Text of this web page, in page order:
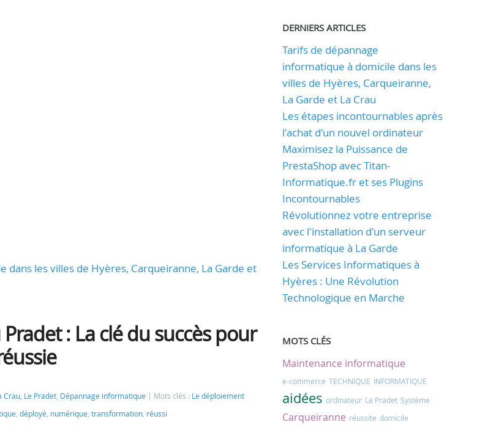
les villes de Hyères, Carqueiranne, La Garde et
: La clé du succès pour
Crau, Le Pradet, Dépannage informatique Mots clés : Le déploiement
, déployé, numérique, transformation, réussi
DERNIERS ARTICLES
Tarifs de dépannage
informatique à domicile dans les
villes de Hyères, Carqueiranne,
La Garde et La Crau
Les étapes incontournables après
l'achat d'un nouvel ordinateur
Maximisez la Puissance de
PrestaShop avec Titan-
Informatique.fr et ses Plugins
Incontournables
Révolutionnez votre entreprise
avec l'installation d'un serveur
informatique à La Garde
Les Services Informatiques à
Hyères : Une Révolution
Technologique en Marche
MOTS CLÉS
Maintenance informatique
e-commerce TECHNIQUE INFORMATIQUE
aidées ordinateur Le Pradet Système
Carqueiranne réussite domicile